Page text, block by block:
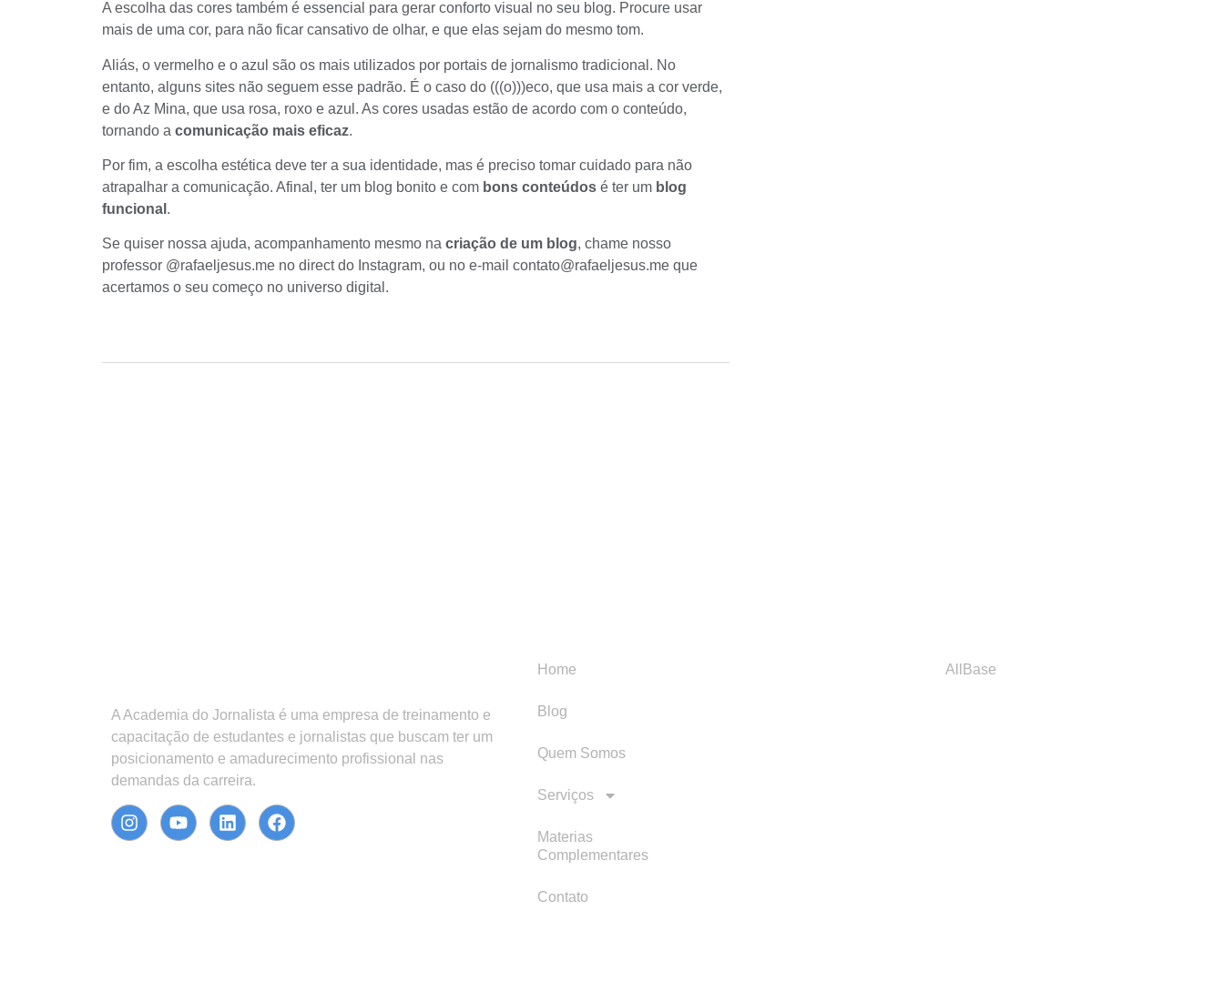
A escolha das cores também é essencial para gerar conforto visual no seu blog. Procure usar
mais de uma cor, para não ficar cansativo de olhar, e que elas sejam do mesmo tom.
Aliás, o vermelho e o azul são os mais utilizados por portais de jornalismo tradicional. No
entanto, alguns sites não seguem esse padrão. É o caso do (((o)))eco, que usa mais a cor verde,
e doAz Mina, que usa rosa, roxo e azul. As cores usadas estão de acordo com o conteúdo,
tornando a comunicação mais eficaz.
Por fim, a escolha estética deve ter a sua identidade, mas é preciso tomar cuidado para não
atrapalhar a comunicação. Afinal, ter um blog bonito e com bons conteúdos é ter um blog
funcional .
Se quiser nossa ajuda, acompanhamento mesmo na criação de um blog, chame nosso
professor @rafaeljesus.me no direct do Instagram, ou no e-mail contato@rafaeljesus.me que
acertamos o seu começo no universo digital.
A Academia do Jornalista é uma empresa de treinamento e
capacitação de estudantes e jornalistas que buscam ter um
posicionamento e amadurecimento profissional nas
demandas da carreira.
Home
Blog
Quem Somos
Serviços
Materias
Complementares
Contato
AllBase